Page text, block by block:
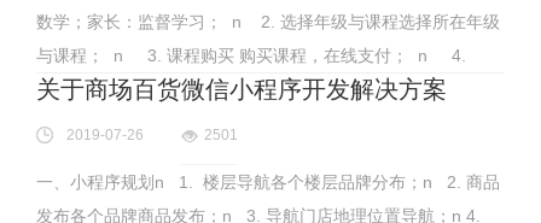
数学；家长：监督学习； n 2. 选择年级与课程选择所在年级
与课程； n 3. 课程购买 购买课程，在线支付； n 4.
关于商场百货微信小程序开发解决方案
2019-07-26 2501
一、小程序规划n 1. 楼层导航各个楼层品牌分布；n 2. 商品
发布各个品牌商品发布；n 3. 导航门店地理位置导航；n 4.